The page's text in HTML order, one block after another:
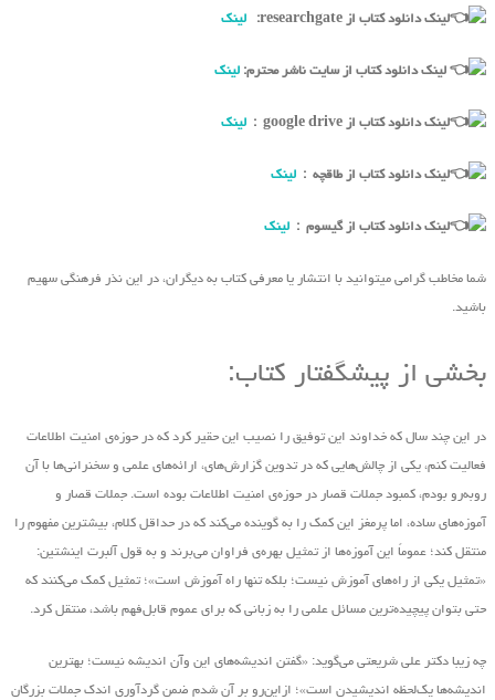
لینک دانلود کتاب از researchgate: لینک
لینک دانلود کتاب از سایت ناشر محترم: لینک
لینک دانلود کتاب از google drive : لینک
لینک دانلود کتاب از طاقچه : لینک
لینک دانلود کتاب از گیسوم : لینک
شما مخاطب گرامی میتوانید با انتشار یا معرفی کتاب به دیگران، در این نذر فرهنگی سهیم
باشید.
بخشی از پیشگفتار کتاب:
در این چند سال که خداوند این توفیق را نصیب این حقیر کرد که در حوزه‌ی امنیت اطلاعات
فعالیت کنم، یکی از چالش‌هایی که در تدوین گزارش‌های، ارائه‌های علمی و سخنرانی‌ها با آن
روبه‌رو بودم، کمبود جملات قصار در حوزه‌ی امنیت اطلاعات بوده است. جملات قصار و
آموزه‌های ساده، اما پرمغز این کمک را به گوینده‌ می‌کند که در حداقل کلام، بیشترین مفهوم را
منتقل کند؛ عموماً این آموزه‌ها از تمثیل بهره‌ی فراوان‌ می‌برند و به قول آلبرت اینشتین:
«تمثیل یکی از راه‌های آموزش نیست؛ بلکه تنها راه آموزش است»؛ تمثیل کمک می‌کنند که
حتی بتوان پیچیده‌ترین مسائل علمی را به زبانی که برای عموم قابل‌فهم باشد، منتقل کرد.
چه زیبا دکتر علی شریعتی ‌می‌گوید: «گفتن اندیشه‌های این ‌وآن اندیشه نیست؛ بهترین
اندیشه‌ها یک‌لحظه اندیشیدن است»؛ ازاین‌رو بر آن شدم ضمن گردآوری اندک جملات بزرگان